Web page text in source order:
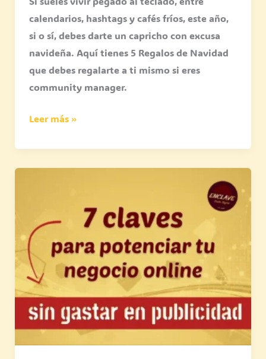
calendarios, hashtags y cafés fríos, este año,
si o sí, debes darte un capricho con excusa
navideña. Aquí tienes 5 Regalos de Navidad
que debes regalarte a ti mismo si eres
community manager​.
Leer más »
posicionar
tu
negocio
online
sin
pagar